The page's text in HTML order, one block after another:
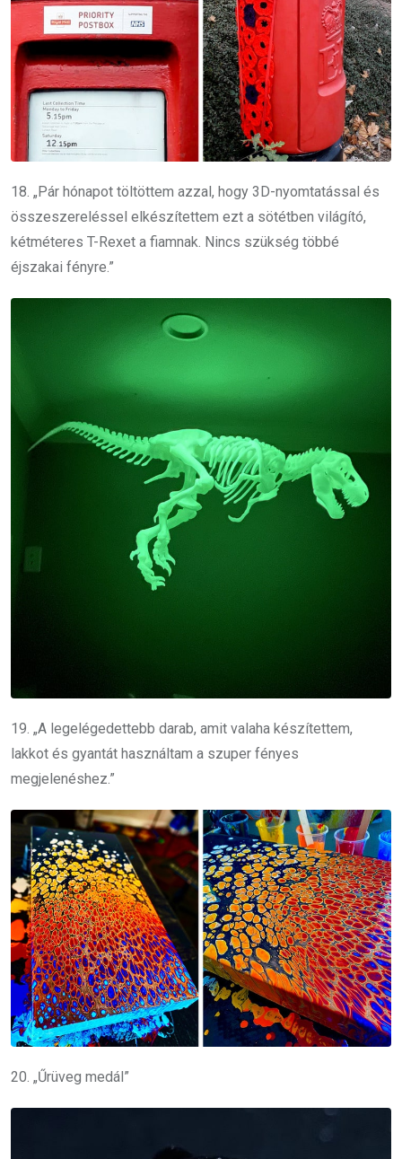
18. „Pár hónapot töltöttem azzal, hogy 3D-nyomtatással és
összeszereléssel elkészítettem ezt a sötétben világító,
kétméteres T-Rexet a fiamnak. Nincs szükség többé
éjszakai fényre.”
19. „A legelégedettebb darab, amit valaha készítettem,
lakkot és gyantát használtam a szuper fényes
megjelenéshez.”
20. „Űrüveg medál”